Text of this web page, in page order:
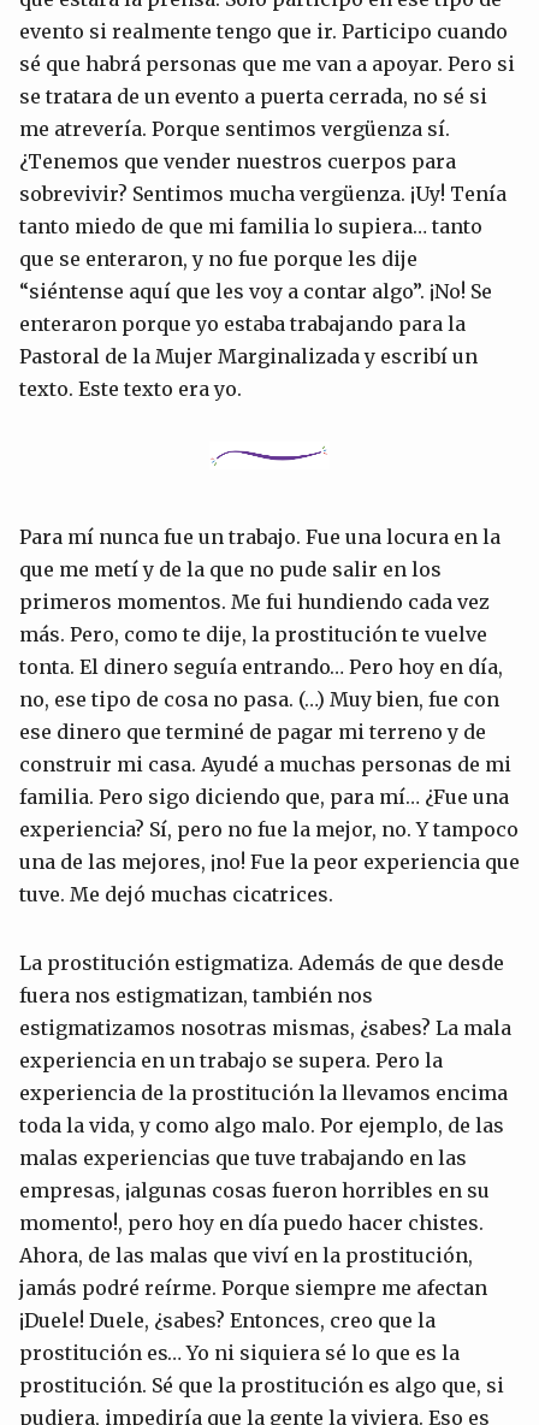
evento si realmente tengo que ir. Participo cuando
sé que habrá personas que me van a apoyar. Pero si
se tratara de un evento a puerta cerrada, no sé si
me atrevería. Porque sentimos vergüenza sí.
¿Tenemos que vender nuestros cuerpos para
sobrevivir? Sentimos mucha vergüenza. ¡Uy! Tenía
tanto miedo de que mi familia lo supiera… tanto
que se enteraron, y no fue porque les dije
“siéntense aquí que les voy a contar algo”. ¡No! Se
enteraron porque yo estaba trabajando para la
Pastoral de la Mujer Marginalizada y escribí un
texto. Este texto era yo.
Para mí nunca fue un trabajo. Fue una locura en la
que me metí y de la que no pude salir en los
primeros momentos. Me fui hundiendo cada vez
más. Pero, como te dije, la prostitución te vuelve
tonta. El dinero seguía entrando… Pero hoy en día,
no, ese tipo de cosa no pasa. (…) Muy bien, fue con
ese dinero que terminé de pagar mi terreno y de
construir mi casa. Ayudé a muchas personas de mi
familia. Pero sigo diciendo que, para mí… ¿Fue una
experiencia? Sí, pero no fue la mejor, no. Y tampoco
una de las mejores, ¡no! Fue la peor experiencia que
tuve. Me dejó muchas cicatrices.
La prostitución estigmatiza. Además de que desde
fuera nos estigmatizan, también nos
estigmatizamos nosotras mismas, ¿sabes? La mala
experiencia en un trabajo se supera. Pero la
experiencia de la prostitución la llevamos encima
toda la vida, y como algo malo. Por ejemplo, de las
malas experiencias que tuve trabajando en las
empresas, ¡algunas cosas fueron horribles en su
momento!, pero hoy en día puedo hacer chistes.
Ahora, de las malas que viví en la prostitución,
jamás podré reírme. Porque siempre me afectan
¡Duele! Duele, ¿sabes? Entonces, creo que la
prostitución es… Yo ni siquiera sé lo que es la
prostitución. Sé que la prostitución es algo que, si
pudiera, impediría que la gente la viviera. Eso es